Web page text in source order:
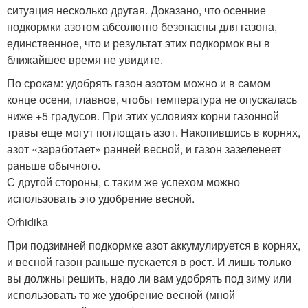
ситуация несколько другая. Доказано, что осенние
подкормки азотом абсолютно безопасны для газона,
единственное, что и результат этих подкормок вы в
ближайшее время не увидите.
По срокам: удобрять газон азотом можно и в самом
конце осени, главное, чтобы температура не опускалась
ниже +5 градусов. При этих условиях корни газонной
травы еще могут поглощать азот. Накопившись в корнях,
азот «заработает» ранней весной, и газон зазеленеет
раньше обычного.
С другой стороны, с таким же успехом можно
использовать это удобрение весной.
Orhidika
При подзимней подкормке азот аккумулируется в корнях,
и весной газон раньше пускается в рост. И лишь только
вы должны решить, надо ли вам удобрять под зиму или
использовать то же удобрение весной (мной